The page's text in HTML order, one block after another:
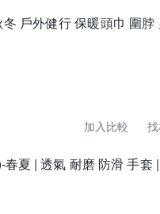
戶外健行 保暖頭巾 圍脖
加入比較
夏 | 透氣 耐磨 防滑 手套